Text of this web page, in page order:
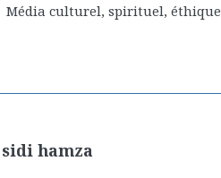
Média culturel, spirituel, éthique
sidi hamza